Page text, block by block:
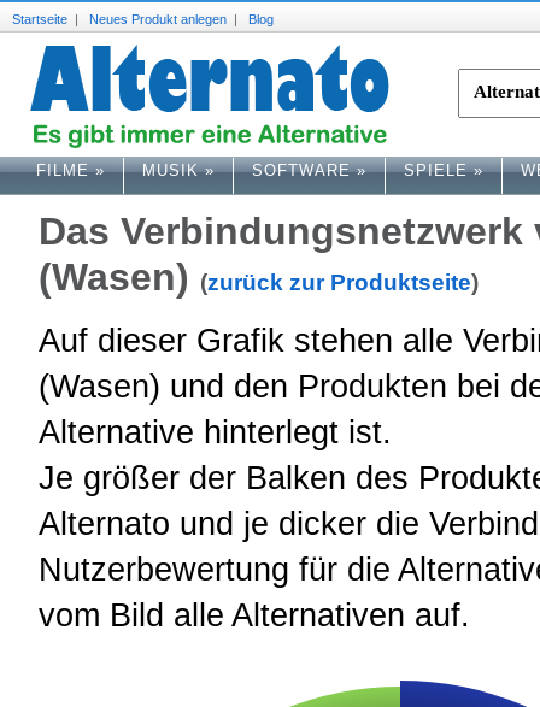
Startseite | Neues Produkt anlegen | Blog
FILME» MUSIK» SOFTWARE» SPIELE»
Das
(Wasen) (zurück zur Produktseite)
Auf dieser Grafik stehen alle
(Wasen) und den Produkten bei
Alternative hinterlegt ist.
Je größer der Balken des
Alternato und je dicker die
Nutzerbewertung für die
vom Bild alle Alternativen auf.